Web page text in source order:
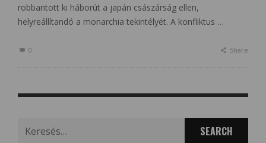
robbantott ki háborút a japán császárság ellen,
helyreállítandó a monarchia tekintélyét. A konfliktus …
0 Share